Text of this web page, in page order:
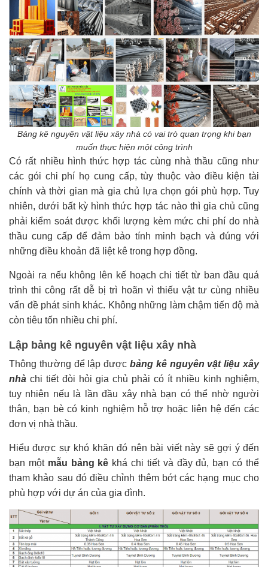
Bảng kê nguyên vật liệu xây nhà có vai trò quan trọng khi bạn
muốn thực hiện một công trình
Có rất nhiều hình thức hợp tác cùng nhà thầu cũng như
các gói chi phí họ cung cấp, tùy thuộc vào điều kiện tài
chính và thời gian mà gia chủ lựa chọn gói phù hợp. Tuy
nhiên, dưới bất kỳ hình thức hợp tác nào thì gia chủ cũng
phải kiểm soát được khối lượng kèm mức chi phí do nhà
thầu cung cấp để đảm bảo tính minh bạch và đúng với
những điều khoản đã liệt kê trong hợp đồng.
Ngoài ra nếu không lên kế hoạch chi tiết từ ban đầu quá
trình thi công rất dễ bị trì hoãn vì thiếu vật tư cùng nhiều
vấn đề phát sinh khác. Không những làm chậm tiến độ mà
còn tiêu tốn nhiều chi phí.
Lập bảng kê nguyên vật liệu xây nhà
Thông thường để lập được bảng kê nguyên vật liệu xây
nhà chi tiết đòi hỏi gia chủ phải có ít nhiều kinh nghiệm,
tuy nhiên nếu là lần đầu xây nhà bạn có thể nhờ người
thân, bạn bè có kinh nghiệm hỗ trợ hoặc liên hệ đến các
đơn vị nhà thầu.
Hiểu được sự khó khăn đó nên bài viết này sẽ gợi ý đến
bạn một mẫu bảng kê khá chi tiết và đầy đủ, bạn có thể
tham khảo sau đó điều chỉnh thêm bớt các hạng mục cho
phù hợp với dự án của gia đình.